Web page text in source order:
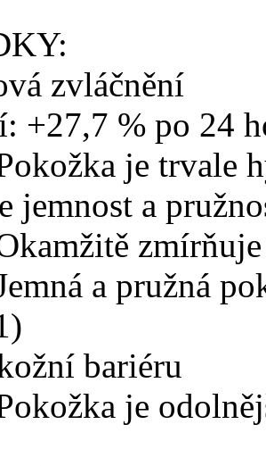
zvláčnění
+27,7 % po 24
je trvale
jemnost a
a pružná
bariéru
je